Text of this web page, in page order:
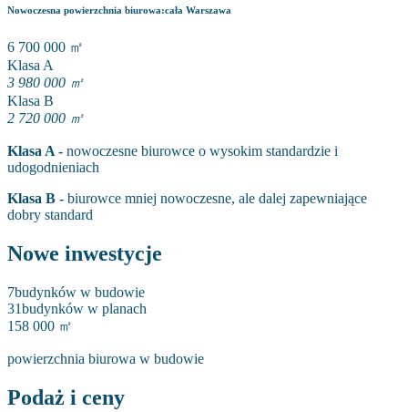
Nowoczesna powierzchnia biurowa:cała Warszawa
6 700 000 ㎡
Klasa A
3 980 000 ㎡
Klasa B
2 720 000 ㎡
Klasa A - nowoczesne biurowce o wysokim standardzie i
udogodnieniach
Klasa B - biurowce mniej nowoczesne, ale dalej zapewniające
dobry standard
Nowe inwestycje
7budynków w budowie
31budynków w planach
158 000 ㎡
powierzchnia biurowa w budowie
Podaż i ceny